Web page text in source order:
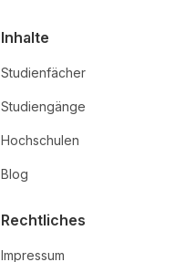
Inhalte
Studienfächer
Studiengänge
Hochschulen
Blog
Rechtliches
Impressum